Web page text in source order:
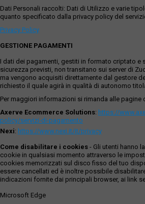
Dati Personali raccolti: Dati di Utilizzo e varie
quanto specificato dalla privacy policy del
Privacy Policy
GESTIONE PAGAMENTI
I dati dei pagamenti, gestiti in formato criptato e
sicurezza previsti, non transitano sui server di
ma vengono acquisiti direttamente dal gestore
richiesto il quale agirà in qualità di autonomo
Per maggiori informazioni si rimanda alle pagine
Axerve Ecommerce Solutions: https://
policy/servizi-di-pagamento
Nexi: https://www.nexi.it/it/privacy
Come disabilitare i cookies - Gli utenti hanno
cookie in qualsiasi momento attraverso le
cookies memorizzati sul disco fisso del tuo
essere cancellati ed è inoltre possibile
indicazioni fornite dai principali browser, ai link
Microsoft Edge